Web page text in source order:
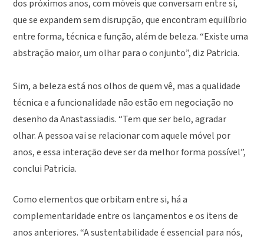
dos próximos anos, com móveis que conversam entre si,
que se expandem sem disrupção, que encontram equilíbrio
entre forma, técnica e função, além de beleza. “Existe uma
abstração maior, um olhar para o conjunto”, diz Patricia.
Sim, a beleza está nos olhos de quem vê, mas a qualidade
técnica e a funcionalidade não estão em negociação no
desenho da Anastassiadis. “Tem que ser belo, agradar
olhar. A pessoa vai se relacionar com aquele móvel por
anos, e essa interação deve ser da melhor forma possível”,
conclui Patricia.
Como elementos que orbitam entre si, há a
complementaridade entre os lançamentos e os itens de
anos anteriores. “A sustentabilidade é essencial para nós,